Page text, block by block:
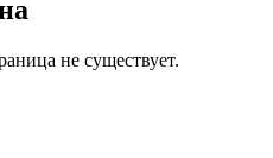
не существует.